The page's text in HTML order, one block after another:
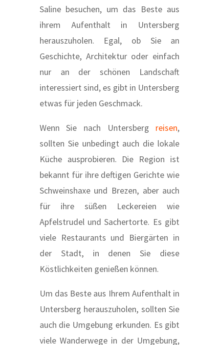
Saline besuchen, um das Beste aus
ihrem Aufenthalt in Untersberg
herauszuholen. Egal, ob Sie an
Geschichte, Architektur oder einfach
nur an der schönen Landschaft
interessiert sind, es gibt in Untersberg
etwas für jeden Geschmack.
Wenn Sie nach Untersberg reisen,
sollten Sie unbedingt auch die lokale
Küche ausprobieren. Die Region ist
bekannt für ihre deftigen Gerichte wie
Schweinshaxe und Brezen, aber auch
für ihre süßen Leckereien wie
Apfelstrudel und Sachertorte. Es gibt
viele Restaurants und Biergärten in
der Stadt, in denen Sie diese
Köstlichkeiten genießen können.
Um das Beste aus Ihrem Aufenthalt in
Untersberg herauszuholen, sollten Sie
auch die Umgebung erkunden. Es gibt
viele Wanderwege in der Umgebung,